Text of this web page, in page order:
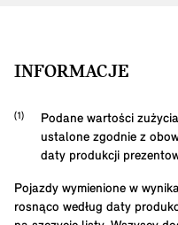
INFORMACJE
Podane wartości
ustalone zgodnie z
daty produkcji
Pojazdy wymienione w
rosnąco według daty